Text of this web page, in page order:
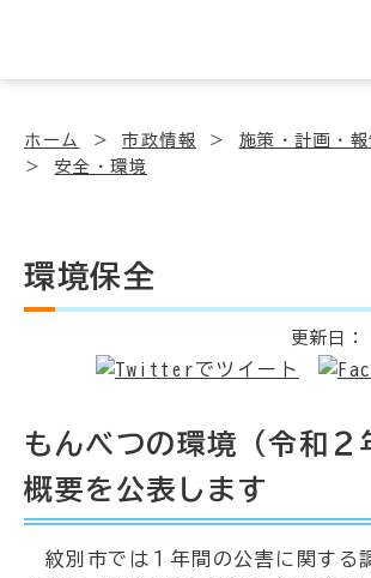
ホーム 市政情報
施策・計画・報
安全・環境
環境保全
更新日：
もんべつの環境（令和２
概要を公表します
紋別市では１年間の公害に関する